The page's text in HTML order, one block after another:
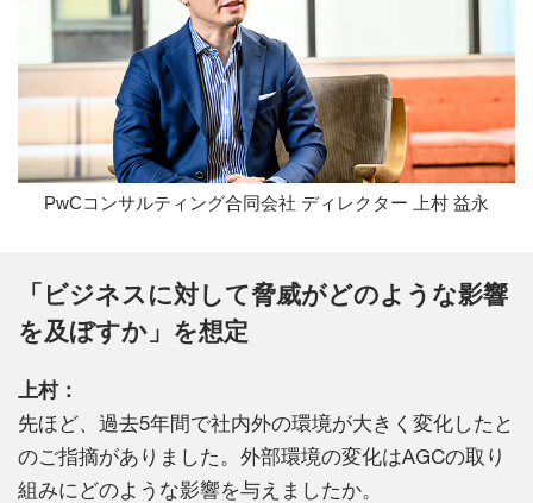
PwCコンサルティング合同会社 ディレクター 上村 益永
「ビジネスに対して脅威がどのような影響
を及ぼすか」を想定
上村：
先ほど、過去5年間で社内外の環境が大きく変化したと
のご指摘がありました。外部環境の変化はAGCの取り
組みにどのような影響を与えましたか。